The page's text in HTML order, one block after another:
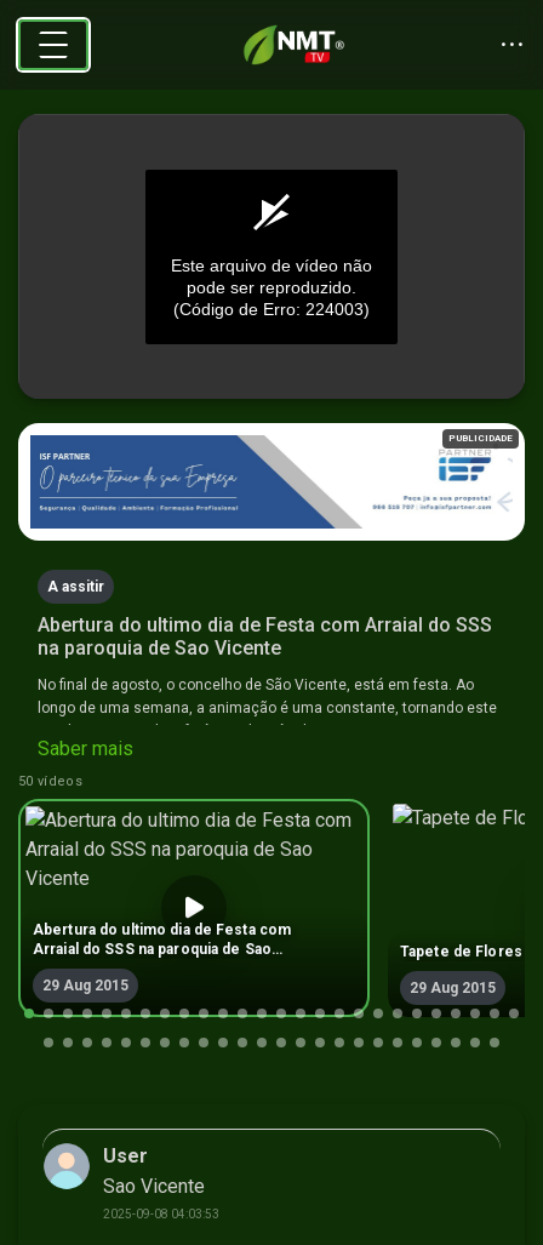
seconds
of
seconds
Este arquivo de vídeo não
pode ser reproduzido.
(Código de Erro: 224003)
PUBLICIDADE
A assitir
Abertura do ultimo dia de Festa com Arraial do SSS
na paroquia de Sao Vicente
No final de agosto, o concelho de São Vicente, está em festa. Ao
longo de uma semana, a animação é uma constante, tornando este
um dos eventos de referência do mês de agosto.
Saber mais
50 vídeos
Abertura do ultimo dia de Festa com
Arraial do SSS na paroquia de Sao
Vicente
29 Aug 2015
Tapete de Flores -
29 Aug 2015
User
Sao Vicente
2025-09-08 04:03:53